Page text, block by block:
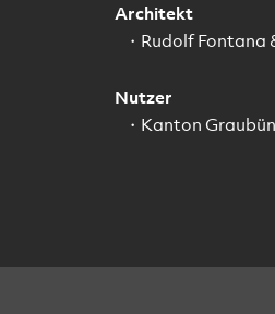
Architekt
Rudolf Fontana
Nutzer
Kanton